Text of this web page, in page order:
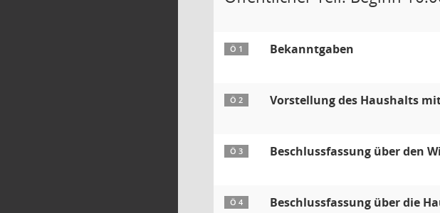
Ö 1 Bekanntgaben
Ö 2 Vorstellung des Haushalts
Ö 3 Beschlussfassung über den
Ö 4
Beschlussfassung über die